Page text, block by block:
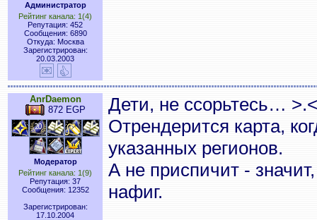
Администратор
Рейтинг канала: 1(4)
Репутация: 452
Сообщения: 6890
Откуда: Москва
Зарегистрирован:
20.03.2003
AnrDaemon
872 EGP
Модератор
Рейтинг канала: 1(9)
Репутация: 37
Сообщения: 12352
Зарегистрирован:
17.10.2004
Дети, не ссорьтесь… >.<
Отрендерится карта,
указанных регионов.
А не приспичит -
нафиг.